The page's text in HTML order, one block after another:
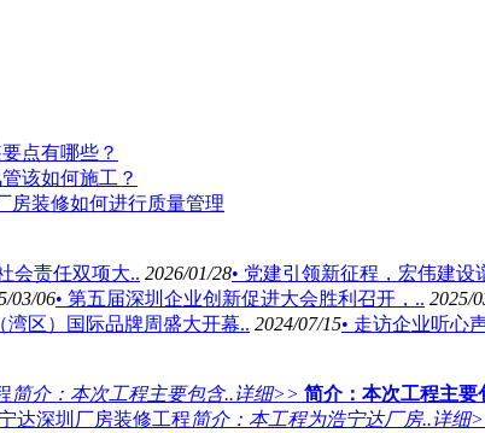
点有哪些？
该如何施工？
房装修如何进行质量管理
会责任双项大.. 2026/01/28• 党建引领新征程，宏伟建
03/06• 第五届深圳企业创新促进大会胜利召开，.. 2025/
湾区）国际品牌周盛大开幕.. 2024/07/15• 走访企业听心
简介：​本次工程主要包含..详细>> 简介： 本次工程主要
达深圳厂房装修工程简介：本工程为浩宁达厂房..详细